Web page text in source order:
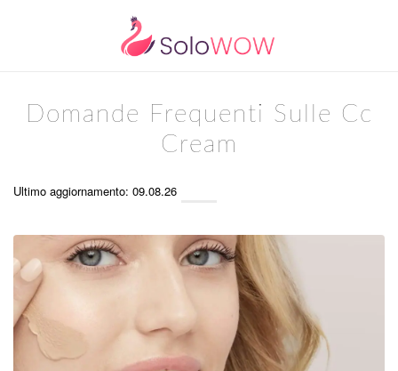
Domande Frequenti Sulle Cc
Cream
Ultimo aggiornamento: 09.08.26